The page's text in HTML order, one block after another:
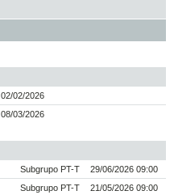
02/02/2026
08/03/2026
Subgrupo PT-T
29/06/2026 09:00
Subgrupo PT-T 21/05/2026 09:00